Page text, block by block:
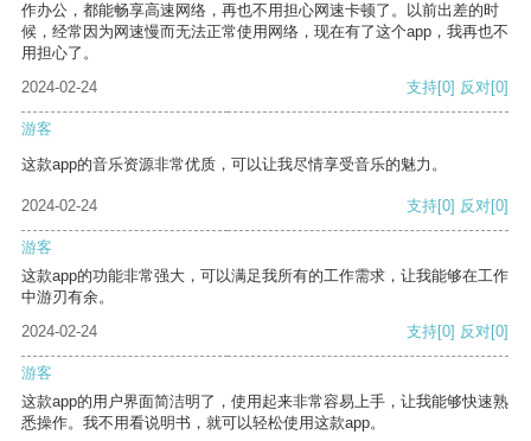
作办公，都能畅享高速网络，再也不用担心网速卡顿了。以前出差的时
候，经常因为网速慢而无法正常使用网络，现在有了这个app，我再也不
用担心了。
2024-02-24
支持[0] 反对[0]
游客
这款app的音乐资源非常优质，可以让我尽情享受音乐的魅力。
2024-02-24 支持[0] 反对[0]
游客
这款app的功能非常强大，可以满足我所有的工作需求，让我能够在工作
中游刃有余。
2024-02-24
支持[0] 反对[0]
游客
这款app的用户界面简洁明了，使用起来非常容易上手，让我能够快速熟
悉操作。我不用看说明书，就可以轻松使用这款app。